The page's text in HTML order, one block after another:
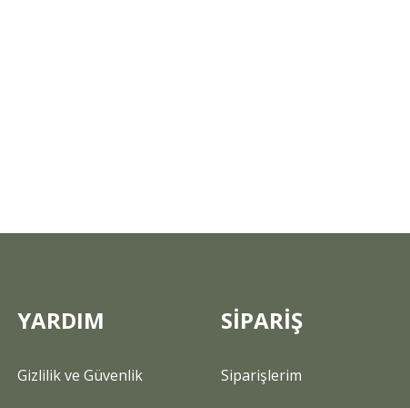
YARDIM
Gizlilik ve Güvenlik
SİPARİŞ
Siparişlerim